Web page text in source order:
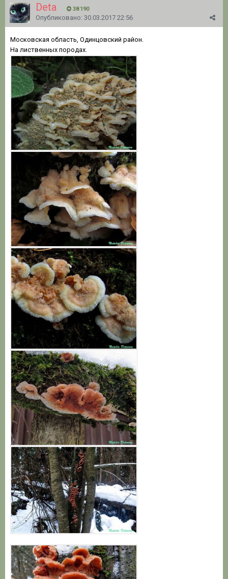
Deta 38 190
Опубликовано: 30.03.2017 22:56
Московская область, Одинцовский район.
На лиственных породах.